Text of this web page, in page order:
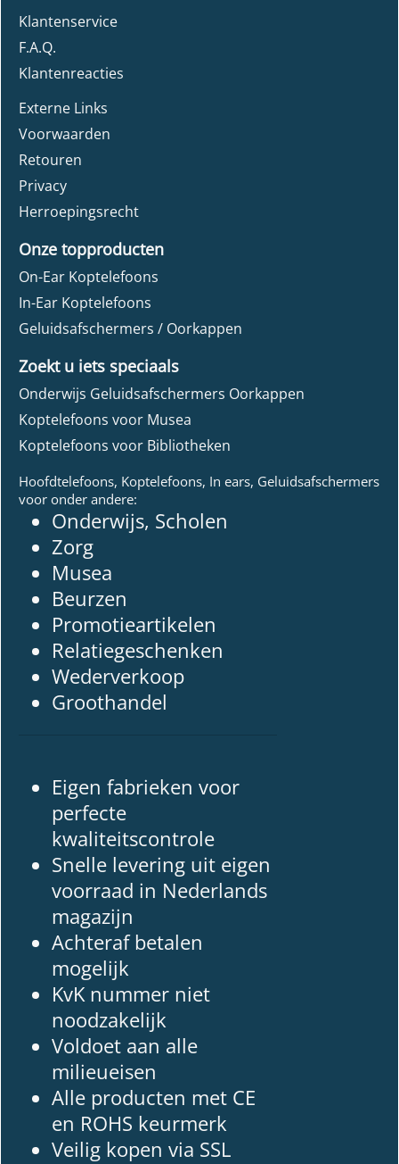
Klantenservice
F.A.Q.
Klantenreacties
Externe Links
Voorwaarden
Retouren
Privacy
Herroepingsrecht
Onze topproducten
On-Ear Koptelefoons
In-Ear Koptelefoons
Geluidsafschermers / Oorkappen
Zoekt u iets speciaals
Onderwijs Geluidsafschermers Oorkappen
Koptelefoons voor Musea
Koptelefoons voor Bibliotheken
Hoofdtelefoons, Koptelefoons, In ears, Geluidsafschermers
voor onder andere:
Onderwijs, Scholen
Zorg
Musea
Beurzen
Promotieartikelen
Relatiegeschenken
Wederverkoop
Groothandel
Eigen fabrieken voor
perfecte
kwaliteitscontrole
Snelle levering uit eigen
voorraad in Nederlands
magazijn
Achteraf betalen
mogelijk
KvK nummer niet
noodzakelijk
Voldoet aan alle
milieueisen
Alle producten met CE
en ROHS keurmerk
Veilig kopen via SSL